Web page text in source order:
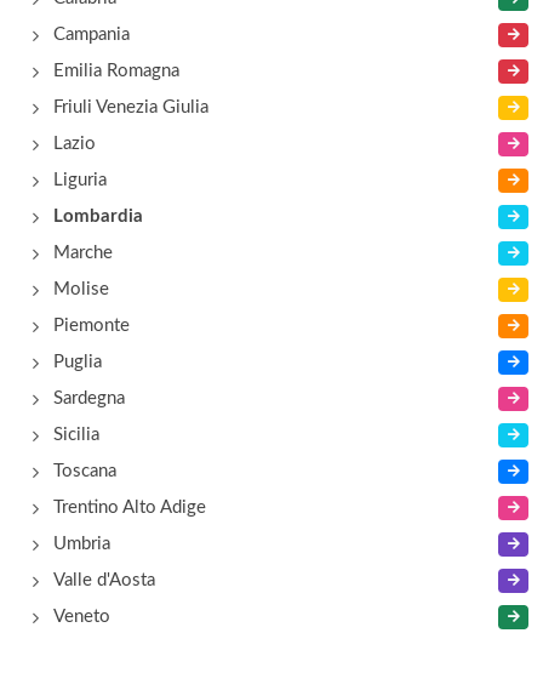
Casa La Scalinata
salita Mella 21, Bellagio
Campania
Emilia Romagna
Friuli Venezia Giulia
Lazio
Liguria
Lombardia
Marche
Molise
Piemonte
Puglia
Sardegna
Sicilia
Toscana
Trentino Alto Adige
Umbria
Valle d'Aosta
Veneto